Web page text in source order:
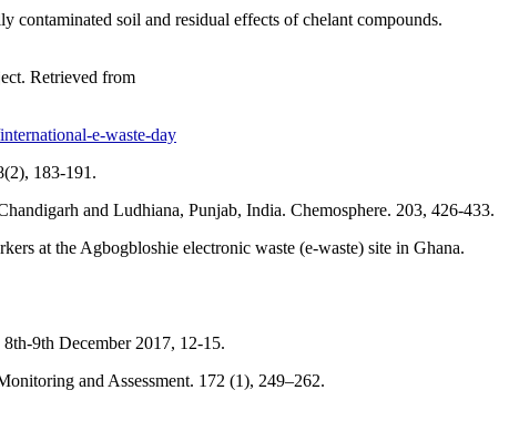
soil and residual effects of chelant compounds.
Retrieved from
e-waste-day
183-191.
and Ludhiana, Punjab, India. Chemosphere. 203, 426-433.
at the Agbogbloshie electronic waste (e-waste) site in Ghana.
9th December 2017, 12-15.
and Assessment. 172 (1), 249–262.